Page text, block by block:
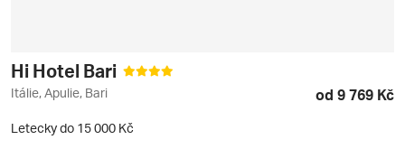
Hi Hotel Bari
Itálie, Apulie, Bari od 9 769 Kč
Letecky do 15 000 Kč